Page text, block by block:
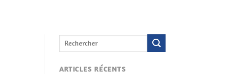
ARTICLES RÉCENTS